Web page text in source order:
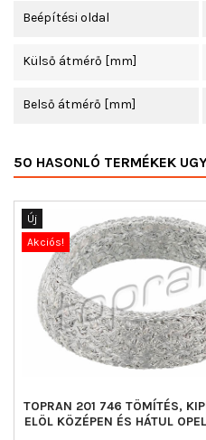
Beépítési oldal
Külső átmérő [mm]
Belső átmérő [mm]
50 HASONLÓ TERMÉKEK
Új
Akciós!
TOPRAN 201 746 TÖMÍTÉS,
ELÖL KÖZÉPEN ÉS HÁTUL